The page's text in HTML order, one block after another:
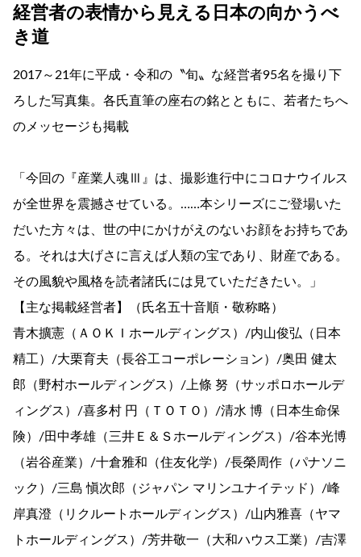
経営者の表情から見える日本の向かうべ
き道
2017～21年に平成・令和の〝旬〟な経営者95名を撮り下
ろした写真集。各氏直筆の座右の銘とともに、若者たちへ
のメッセージも掲載
「今回の『産業人魂Ⅲ』は、撮影進行中にコロナウイルス
が全世界を震撼させている。……本シリーズにご登場いた
だいた方々は、世の中にかけがえのないお顔をお持ちであ
る。それは大げさに言えば人類の宝であり、財産である。
その風貌や風格を読者諸氏には見ていただきたい。」
【主な掲載経営者】（氏名五十音順・敬称略）
青木擴憲（ＡＯＫＩホールディングス）/内山俊弘（日本
精工）/大栗育夫（長谷工コーポレーション）/奥田 健太
郎（野村ホールディングス）/上條 努（サッポロホールデ
ィングス）/喜多村 円（ＴＯＴＯ）/清水 博（日本生命保
険）/田中孝雄（三井Ｅ＆Ｓホールディングス）/谷本光博
（岩谷産業）/十倉雅和（住友化学）/長榮周作（パナソニ
ック）/三島 愼次郎（ジャパン マリンユナイテッド）/峰
岸真澄（リクルートホールディングス）/山内雅喜（ヤマ
トホールディングス）/芳井敬一（大和ハウス工業）/吉澤